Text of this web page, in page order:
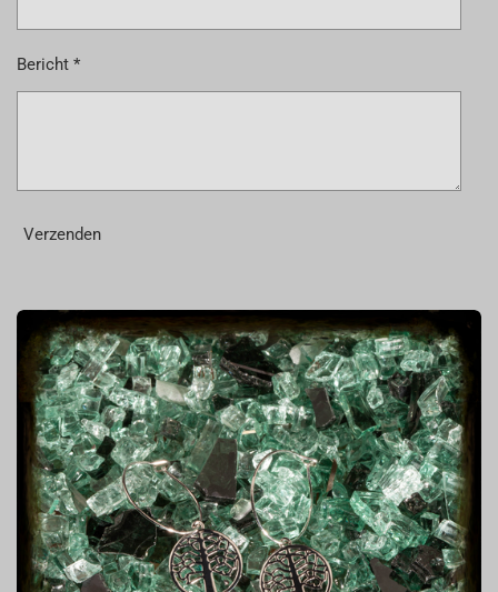
Bericht *
Verzenden